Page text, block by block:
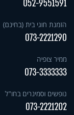
052-9551591
הזמנת חוגי בית (בחינם)
073-2221290
ממיר צופיה
073-3333333
נופשים וסמינרים בחו"ל
073-2221202